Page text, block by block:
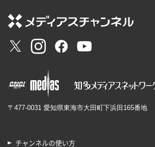
〒477-0031 愛知県東海市大田町下浜田165番地
チャンネルの使い方